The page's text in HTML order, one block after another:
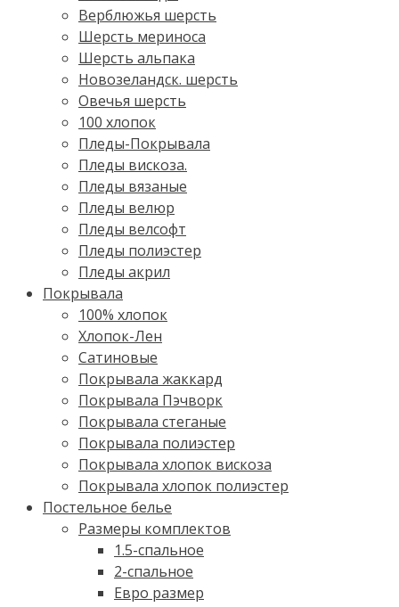
Верблюжья шерсть
Шерсть мериноса
Шерсть альпака
Новозеландск. шерсть
Овечья шерсть
100 хлопок
Пледы-Покрывала
Пледы вискоза.
Пледы вязаные
Пледы велюр
Пледы велсофт
Пледы полиэстер
Пледы акрил
Покрывала
100% хлопок
Хлопок-Лен
Сатиновые
Покрывала жаккард
Покрывала Пэчворк
Покрывала стеганые
Покрывала полиэстер
Покрывала хлопок вискоза
Покрывала хлопок полиэстер
Постельное белье
Размеры комплектов
1.5-спальное
2-спальное
Евро размер